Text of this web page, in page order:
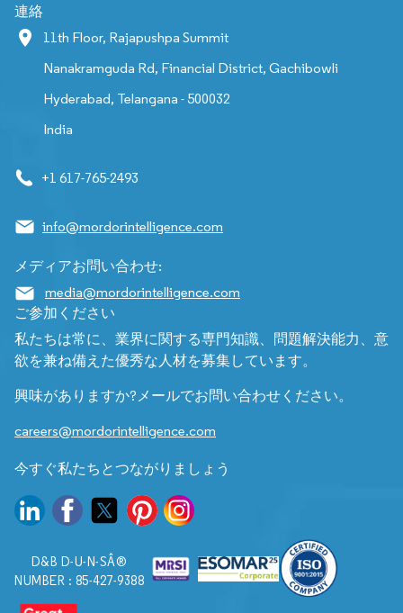
連絡
11th Floor, Rajapushpa Summit
Nanakramguda Rd, Financial District, Gachibowli
Hyderabad, Telangana - 500032
India
+1 617-765-2493
info@mordorintelligence.com
メディアお問い合わせ:
media@mordorintelligence.com
ご参加ください
私たちは常に、業界に関する専門知識、問題解決能力、意
欲を兼ね備えた優秀な人材を募集しています。
興味がありますか?メールでお問い合わせください。
careers@mordorintelligence.com
今すぐ私たちとつながりましょう
D&B D-U-N-SÂ®
NUMBER : 85-427-9388